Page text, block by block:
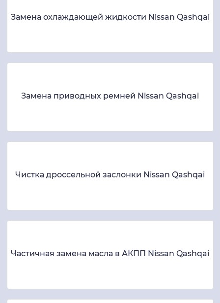
Замена охлаждающей жидкости Nissan Qashqai
Замена приводных ремней Nissan Qashqai
Чистка дроссельной заслонки Nissan Qashqai
Частичная замена масла в АКПП Nissan Qashqai